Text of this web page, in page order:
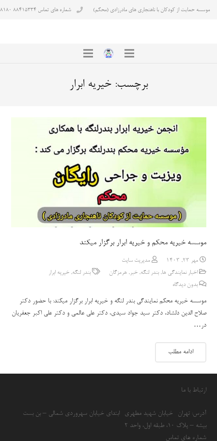
موسسه حمایت از کودکان با ناهنجاری های مادرزادی (محکم) شماره های تماس ۸۸۴۱۵۳۳۴ ۸۸۴۳۸۱۸۰
برچسب: خیریه ابرار
موسسه خیریه محکم و خیریه ابرار برگزار میکند
مهر 23, 1403
مدیریت سایت
اخبار نمایندگی ها,بندر لنگه,خبر,هرمزگان بندر لنگه,خیریه ابرار
بدون دیدگاه
موسسه خیریه محکم نمایندگی بندر لنگه و خیریه ابرار برگزار میکند: با حضور دکتر
صلاح الدین دلشاد، دکتر سید جواد سیدی، دکتر علی عالمی و دکتر علی اکبر جعفریان
در…
ادامه مطلب
ارتباط با ما
آدرس: تهران- خیابان شهید مطهری- ابتدای خیابان سهروردی شمالی – بن بست
بیشه – پلاک 10، طبقه اول، واحد 2
شماره های تماس